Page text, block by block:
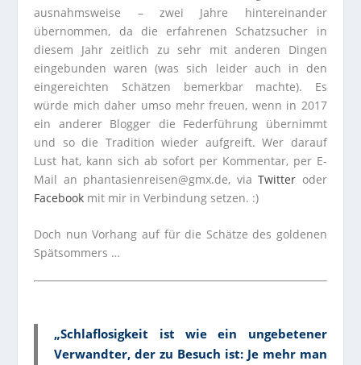
ausnahmsweise – zwei Jahre hintereinander
übernommen, da die erfahrenen Schatzsucher in
diesem Jahr zeitlich zu sehr mit anderen Dingen
eingebunden waren (was sich leider auch in den
eingereichten Schätzen bemerkbar machte). Es
würde mich daher umso mehr freuen, wenn in 2017
ein anderer Blogger die Federführung übernimmt
und so die Tradition wieder aufgreift. Wer darauf
Lust hat, kann sich ab sofort per Kommentar, per E-
Mail an phantasienreisen@gmx.de, viaTwitter oder
Facebook mit mir in Verbindung setzen. :)
Doch nun Vorhang auf für die Schätze des goldenen
Spätsommers …
„Schlaflosigkeit ist wie ein ungebetener
Verwandter, der zu Besuch ist: Je mehr man